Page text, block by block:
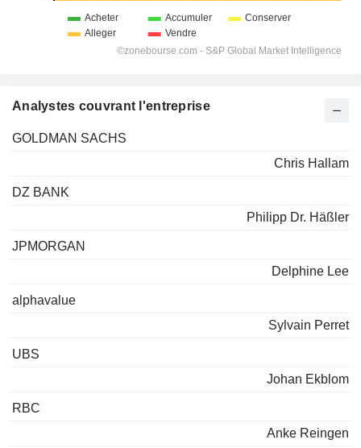
Analystes couvrant l'entreprise
GOLDMAN SACHS
Chris Hallam
DZ BANK
Philipp Dr. Häßler
JPMORGAN
Delphine Lee
alphavalue
Sylvain Perret
UBS
Johan Ekblom
RBC
Anke Reingen